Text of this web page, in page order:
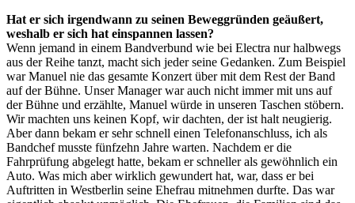
Hat er sich irgendwann zu seinen Beweggründen geäußert,
weshalb er sich hat einspannen lassen?
Wenn jemand in einem Bandverbund wie bei Electra nur halbwegs
aus der Reihe tanzt, macht sich jeder seine Gedanken. Zum Beispiel
war Manuel nie das gesamte Konzert über mit dem Rest der Band
auf der Bühne. Unser Manager war auch nicht immer mit uns auf
der Bühne und erzählte, Manuel würde in unseren Taschen stöbern.
Wir machten uns keinen Kopf, wir dachten, der ist halt neugierig.
Aber dann bekam er sehr schnell einen Telefonanschluss, ich als
Bandchef musste fünfzehn Jahre warten. Nachdem er die
Fahrprüfung abgelegt hatte, bekam er schneller als gewöhnlich ein
Auto. Was mich aber wirklich gewundert hat, war, dass er bei
Auftritten in Westberlin seine Ehefrau mitnehmen durfte. Das war